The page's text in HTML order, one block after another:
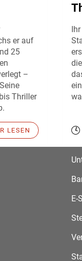
er auf
25
–
Thriller
LESEN
E-